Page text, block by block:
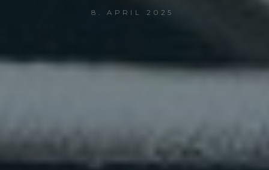
8. APRIL 2025